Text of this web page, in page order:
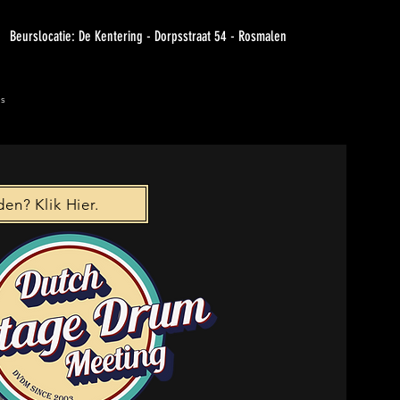
Beurslocatie: De Kentering - Dorpsstraat 54 - Rosmalen
Klik Hier.